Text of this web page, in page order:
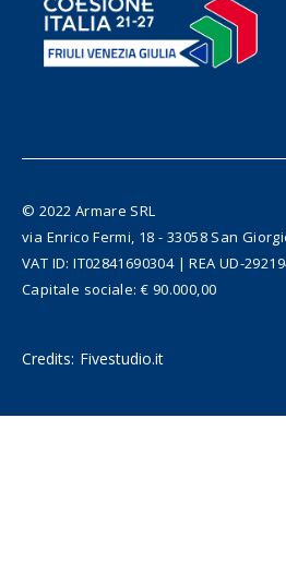
© 2022 Armare SRL
via Enrico Fermi, 18 - 33058 San
VAT ID: IT02841690304 | REA UD-
Capitale sociale: € 90.000,00
Credits: Fivestudio.it